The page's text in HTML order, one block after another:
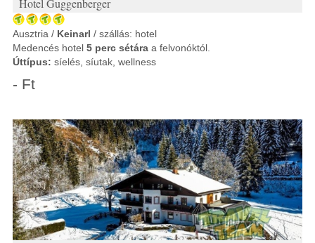
Hotel Guggenberger
Ausztria / Keinarl / szállás: hotel
Medencés hotel 5 perc sétára a felvonóktól.
Úttípus: síelés, síutak, wellness
- Ft